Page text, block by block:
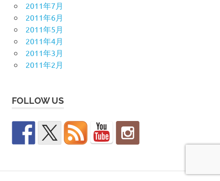
2011年7月
2011年6月
2011年5月
2011年4月
2011年3月
2011年2月
FOLLOW US